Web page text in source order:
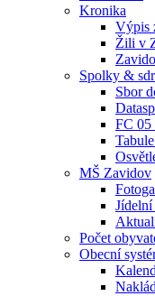
Kronika
Výpis
Žili v
Spolky &
Sbor
FC 05
MŠ Zavidov
Počet
Obecní